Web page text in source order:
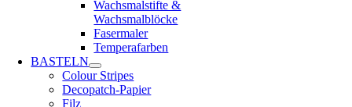
Wachsmalstifte &
Wachsmalblöcke
Fasermaler
Temperafarben
BASTELN
Colour Stripes
Decopatch-Papier
Filz